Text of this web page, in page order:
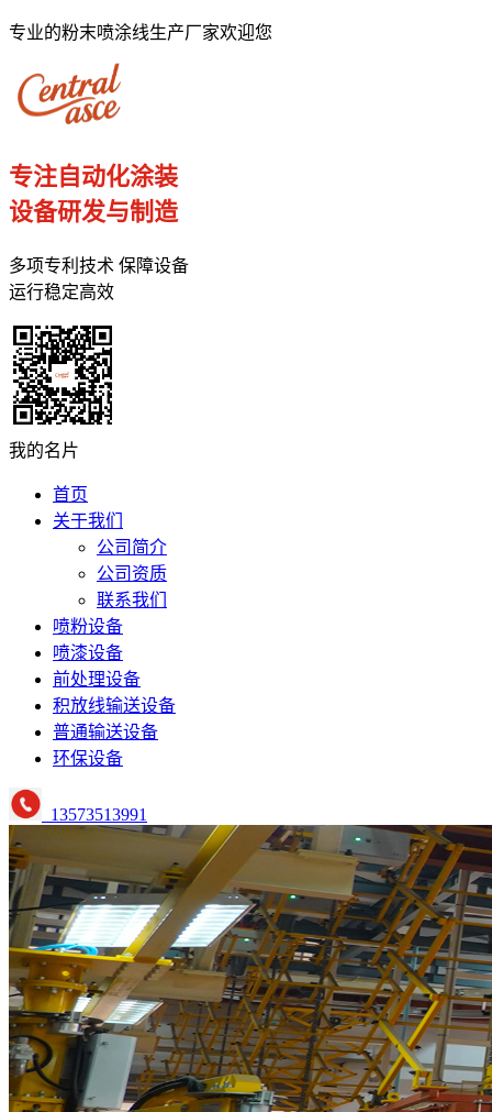
专业的粉末喷涂线生产厂家欢迎您
专注自动化涂装
设备研发与制造
多项专利技术 保障设备
运行稳定高效
我的名片
首页
关于我们
公司简介
公司资质
联系我们
喷粉设备
喷漆设备
前处理设备
积放线输送设备
普通输送设备
环保设备
13573513991